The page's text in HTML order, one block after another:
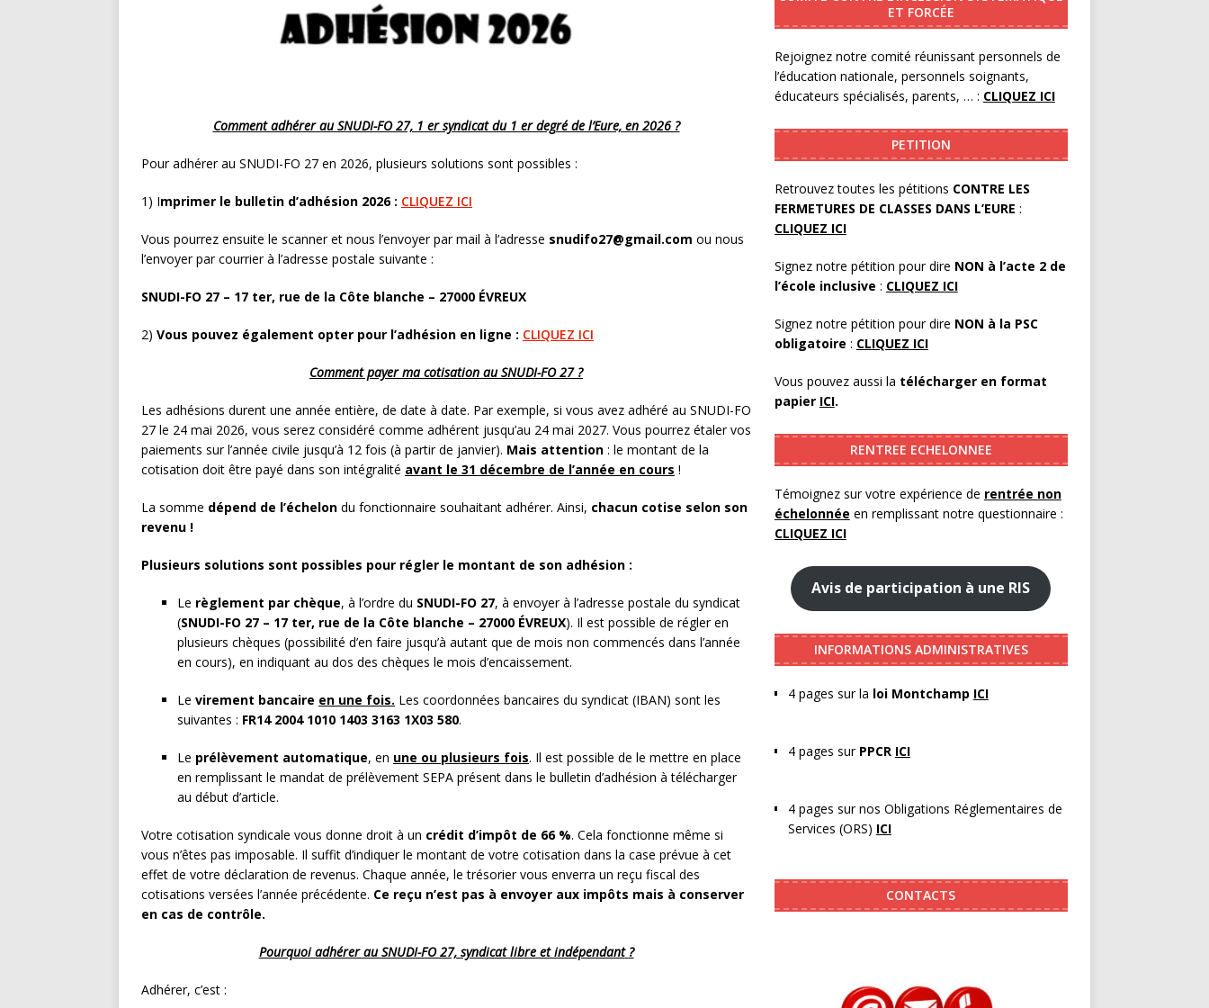
Comment adhérer au SNUDI-FO 27, 1 er syndicat du 1 er degré de l’Eure, en 2026 ?
Pour adhérer au SNUDI-FO 27 en 2026, plusieurs solutions sont possibles :
1) Imprimer le bulletin d’adhésion 2026 : CLIQUEZ ICI
Vous pourrez ensuite le scanner et nous l’envoyer par mail à l’adresse snudifo27@gmail.com ou nous
l’envoyer par courrier à l’adresse postale suivante :
SNUDI-FO 27 – 17 ter, rue de la Côte blanche – 27000 ÉVREUX
2) Vous pouvez également opter pour l’adhésion en ligne : CLIQUEZ ICI
Comment payer ma cotisation au SNUDI-FO 27 ?
Les adhésions durent une année entière, de date à date. Par exemple, si vous avez adhéré au SNUDI-FO
27 le 24 mai 2026, vous serez considéré comme adhérent jusqu’au 24 mai 2027. Vous pourrez étaler vos
paiements sur l’année civile jusqu’à 12 fois (à partir de janvier). Mais attention : le montant de la
cotisation doit être payé dans son intégralité avant le 31 décembre de l’année en cours !
La somme dépend de l’échelon du fonctionnaire souhaitant adhérer. Ainsi, chacun cotise selon son
revenu !
Plusieurs solutions sont possibles pour régler le montant de son adhésion :
Le règlement par chèque, à l’ordre du SNUDI-FO 27, à envoyer à l’adresse postale du syndicat
(SNUDI-FO 27 – 17 ter, rue de la Côte blanche – 27000 ÉVREUX). Il est possible de régler en
plusieurs chèques (possibilité d’en faire jusqu’à autant que de mois non commencés dans l’année
en cours), en indiquant au dos des chèques le mois d’encaissement.
Le virement bancaire en une fois. Les coordonnées bancaires du syndicat (IBAN) sont les
suivantes : FR14 2004 1010 1403 3163 1X03 580.
Le prélèvement automatique, en une ou plusieurs fois. Il est possible de le mettre en place
en remplissant le mandat de prélèvement SEPA présent dans le bulletin d’adhésion à télécharger
au début d’article.
Votre cotisation syndicale vous donne droit à un crédit d’impôt de 66 %. Cela fonctionne même si
vous n’êtes pas imposable. Il suffit d’indiquer le montant de votre cotisation dans la case prévue à cet
effet de votre déclaration de revenus. Chaque année, le trésorier vous enverra un reçu fiscal des
cotisations versées l’année précédente. Ce reçu n’est pas à envoyer aux impôts mais à conserver
en cas de contrôle.
Pourquoi adhérer au SNUDI-FO 27, syndicat libre et indépendant ?
Adhérer, c’est :
ET FORCÉE
Rejoignez notre comité réunissant personnels de
l’éducation nationale, personnels soignants,
éducateurs spécialisés, parents, … : CLIQUEZ ICI
PETITION
Retrouvez toutes les pétitions CONTRE LES
FERMETURES DE CLASSES DANS L’EURE :
CLIQUEZ ICI
Signez notre pétition pour dire NON à l’acte 2 de
l’école inclusive : CLIQUEZ ICI
Signez notre pétition pour dire NON à la PSC
obligatoire : CLIQUEZ ICI
Vous pouvez aussi la télécharger en format
papier ICI.
RENTREE ECHELONNEE
Témoignez sur votre expérience de rentrée non
échelonnée en remplissant notre questionnaire :
CLIQUEZ ICI
Avis de participation à une RIS
INFORMATIONS ADMINISTRATIVES
4 pages sur la loi Montchamp ICI
4 pages sur PPCR ICI
4 pages sur nos Obligations Réglementaires de
Services (ORS) ICI
CONTACTS